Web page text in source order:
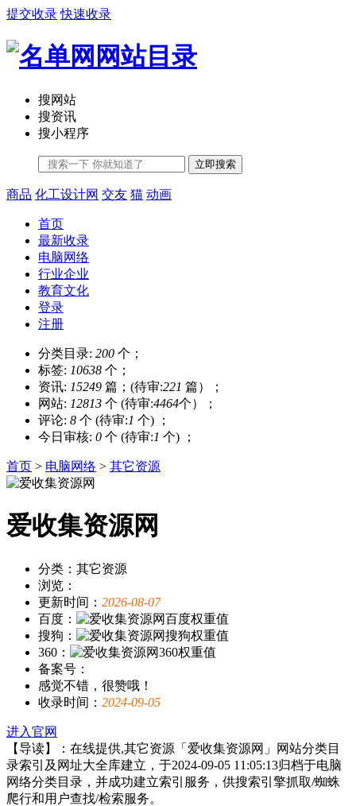
提交收录 快速收录
搜网站
搜资讯
搜小程序
立即搜索
商品 化工设计网 交友 猫 动画
首页
最新收录
电脑网络
行业企业
教育文化
登录
注册
分类目录: 200 个；
标签: 10638 个；
资讯: 15249 篇；(待审:221 篇）；
网站: 12813 个 (待审:4464个）；
评论: 8 个 (待审:1 个) ；
今日审核: 0 个 (待审:1 个) ；
首页 > 电脑网络 > 其它资源
爱收集资源网
分类：其它资源
浏览：
更新时间： 2026-08-07
百度：
搜狗：
360：
备案号：
感觉不错，很赞哦！
收录时间： 2024-09-05
进入官网
【导读】：在线提供,其它资源「爱收集资源网」网站分类目
录索引及网址大全库建立，于2024-09-05 11:05:13归档于电脑
网络分类目录，并成功建立索引服务，供搜索引擎抓取/蜘蛛
爬行和用户查找/检索服务。